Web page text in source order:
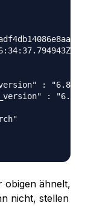
:
:
obigen ähnelt,
nicht, stellen